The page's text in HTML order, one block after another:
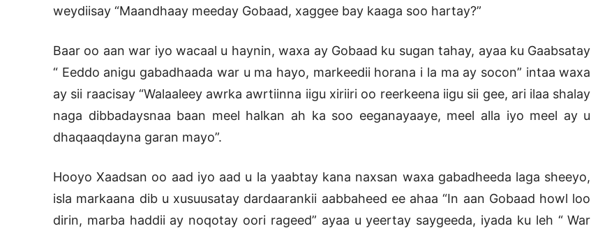
weydiisay “Maandhaay meeday Gobaad, xaggee bay kaaga soo hartay?”
Baar oo aan war iyo wacaal u haynin, waxa ay Gobaad ku sugan tahay, ayaa ku Gaabsatay
“ Eeddo anigu gabadhaada war u ma hayo, markeedii horana i la ma ay socon” intaa waxa
ay sii raacisay “Walaaleey awrka awrtiinna iigu xiriiri oo reerkeena iigu sii gee, ari ilaa shalay
naga dibbadaysnaa baan meel halkan ah ka soo eeganayaaye, meel alla iyo meel ay u
dhaqaaqdayna garan mayo”.
Hooyo Xaadsan oo aad iyo aad u la yaabtay kana naxsan waxa gabadheeda laga sheeyo,
isla markaana dib u xusuusatay dardaarankii aabbaheed ee ahaa “In aan Gobaad howl loo
dirin, marba haddii ay noqotay oori rageed” ayaa u yeertay saygeeda, iyada ku leh “ War